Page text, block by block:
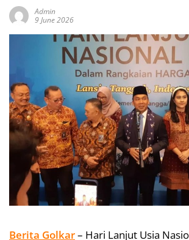
Admin
9 June 2026
Berita Golkar– Hari Lanjut Usia